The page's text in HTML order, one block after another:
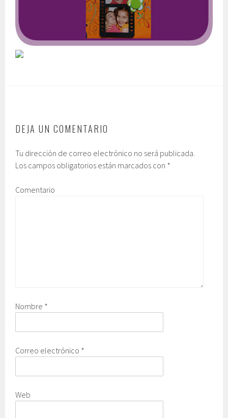
DEJA UN COMENTARIO
Tu dirección de correo electrónico no será publicada.
Los campos obligatorios están marcados con *
Comentario
Nombre *
Correo electrónico *
Web